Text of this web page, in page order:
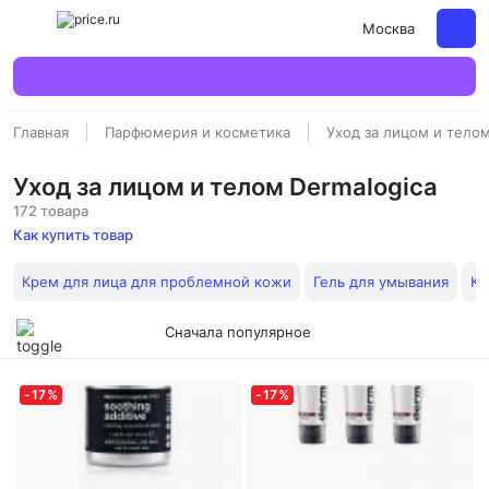
Москва
Главная Парфюмерия и косметика Уход за лицом и
Уход за лицом и телом Dermalogica
172 товара
Как купить товар
Крем для лица для проблемной кожи Гель для умывания
Сначала популярное
-17% -17%